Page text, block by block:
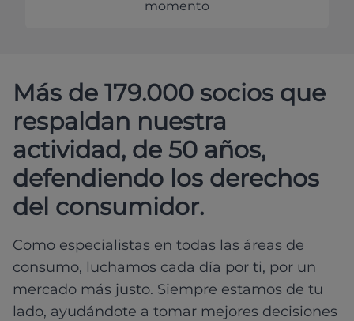
momento
Más de 179.000 socios que
respaldan nuestra
actividad, de 50 años,
defendiendo los derechos
del consumidor.
Como especialistas en todas las áreas de
consumo, luchamos cada día por ti, por un
mercado más justo. Siempre estamos de tu
lado, ayudándote a tomar mejores decisiones